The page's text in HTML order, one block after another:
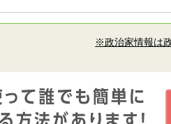
※政治家情報は